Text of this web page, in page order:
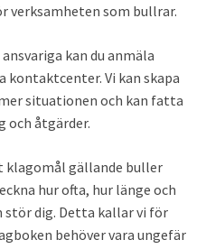
verksamheten som bullrar.
kan du anmäla
Vi kan skapa
situationen och kan fatta
och åtgärder.
klagomål gällande buller
hur ofta, hur länge och
stör dig. Detta kallar vi för
behöver vara ungefär